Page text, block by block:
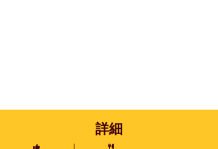
詳細